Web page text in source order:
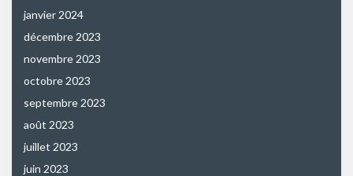
janvier 2024
décembre 2023
novembre 2023
octobre 2023
septembre 2023
août 2023
juillet 2023
juin 2023